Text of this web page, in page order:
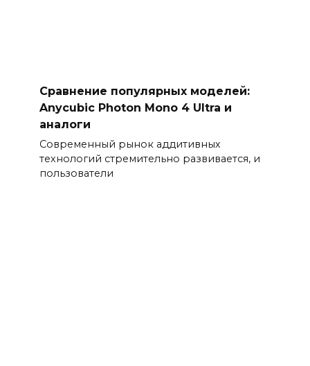
Сравнение популярных моделей:
Anycubic Photon Mono 4 Ultra и
аналоги
Современный рынок аддитивных
технологий стремительно развивается, и
пользователи